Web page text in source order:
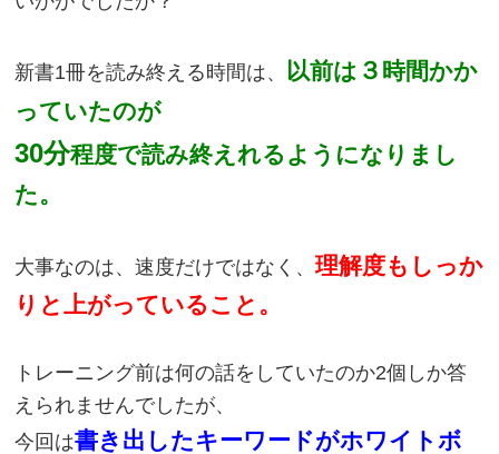
新書1冊を読み終える時間は、 以前は ３ 時間かか
っていたのが
30分程度で読み終えれるようになりまし
た。
大事なのは、速度だけではなく、理解度もしっか
りと上がっていること。
トレーニング前は何の話をしていたのか2個しか答
えられませんでしたが、
今回は書き出したキーワードがホワイトボ